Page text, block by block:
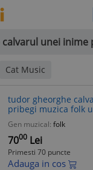
unei inime
Cat Music
tudor gheorghe
pribegi muzica folk
VG+
Gen muzical: folk
7000 Lei
Primesti 70 puncte
Adauga in cos